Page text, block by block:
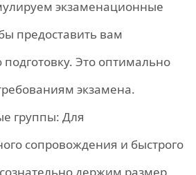
экзаменационные
предоставить вам
Это оптимально
экзамена.
группы: Для
сопровождения и быстрого
держим размер